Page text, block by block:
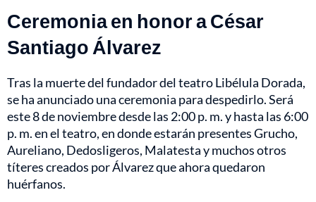
Ceremonia en honor a César
Santiago Álvarez
Tras la muerte del fundador del teatro Libélula Dorada,
se ha anunciado una ceremonia para despedirlo. Será
este 8 de noviembre desde las 2:00 p. m. y hasta las 6:00
p. m. en el teatro, en donde estarán presentes Grucho,
Aureliano, Dedosligeros, Malatesta y muchos otros
títeres creados por Álvarez que ahora quedaron
huérfanos.